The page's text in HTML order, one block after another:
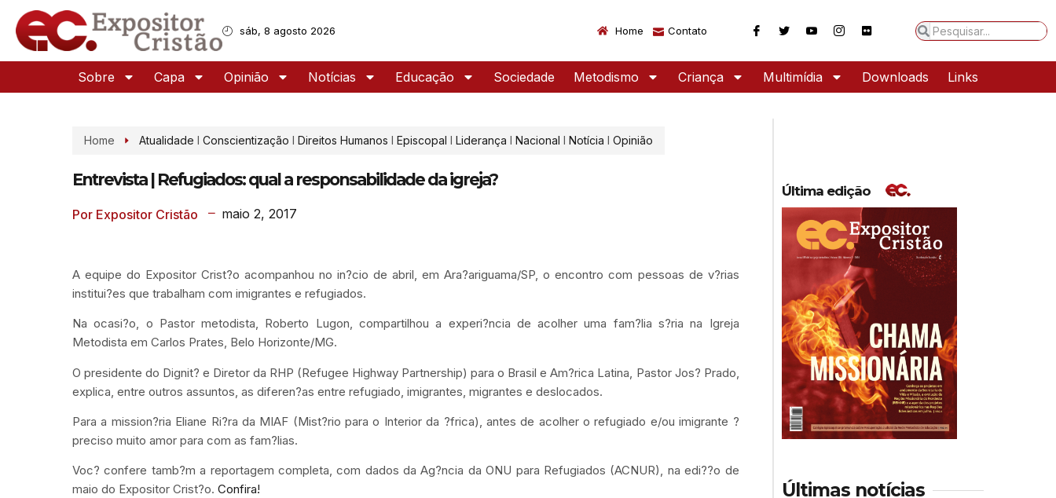
sáb, 8 agosto 2026 Home Contato
Sobre Capa Opinião Notícias Educação Sociedade Metodismo Criança Multimídia Downloads Links
Home Atualidade Conscientização Direitos Humanos Episcopal Liderança Nacional Notícia Opinião
Entrevista | Refugiados: qual a responsabilidade da igreja?
Por Expositor Cristão maio 2, 2017
A equipe do Expositor Crist?o acompanhou no in?cio de abril, em Ara?ariguama/SP, o encontro com pessoas de v?rias
institui?es que trabalham com imigrantes e refugiados.
Na ocasi?o, o Pastor metodista, Roberto Lugon, compartilhou a experi?ncia de acolher uma fam?lia s?ria na Igreja
Metodista em Carlos Prates, Belo Horizonte/MG.
O presidente do Dignit? e Diretor da RHP (Refugee Highway Partnership) para o Brasil e Am?rica Latina, Pastor Jos? Prado,
explica, entre outros assuntos, as diferen?as entre refugiado, imigrantes, migrantes e deslocados.
Para a mission?ria Eliane Ri?ra da MIAF (Mist?rio para o Interior da ?frica), antes de acolher o refugiado e/ou imigrante ?
preciso muito amor para com as fam?lias.
Voc? confere tamb?m a reportagem completa, com dados da Ag?ncia da ONU para Refugiados (ACNUR), na edi??o de
maio do Expositor Crist?o. Confira!
Última edição
Últimas notícias